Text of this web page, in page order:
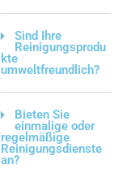
Sind Ihre
Reinigungsprodu
kte
umweltfreundlich?
Bieten Sie
einmalige oder
regelmäßige
Reinigungsdienste
an?